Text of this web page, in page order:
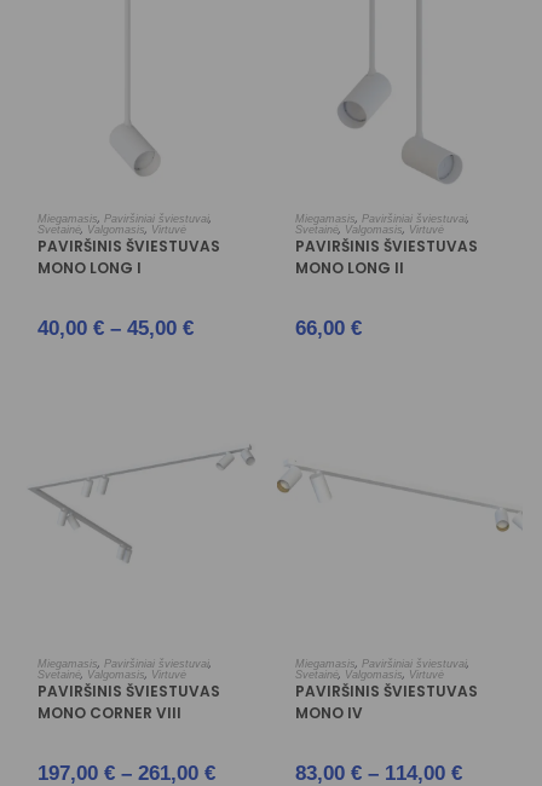
PASIRINKTI SAVYBES
Miegamasis, Paviršiniai šviestuvai,
Svetainė, Valgomasis, Virtuvė
PAVIRŠINIS ŠVIESTUVAS
MONO LONG I
40,00 € – 45,00 €
PASIRINKTI SAVYBES
Miegamasis, Paviršiniai šviestuvai,
Svetainė, Valgomasis, Virtuvė
PAVIRŠINIS ŠVIESTUVAS
MONO LONG II
66,00 €
PASIRINKTI SAVYBES
Miegamasis, Paviršiniai šviestuvai,
Svetainė, Valgomasis, Virtuvė
PAVIRŠINIS ŠVIESTUVAS
MONO CORNER VIII
197,00 € – 261,00 €
PASIRINKTI SAVYBES
Miegamasis, Paviršiniai šviestuvai,
Svetainė, Valgomasis, Virtuvė
PAVIRŠINIS ŠVIESTUVAS
MONO IV
83,00 € – 114,00 €